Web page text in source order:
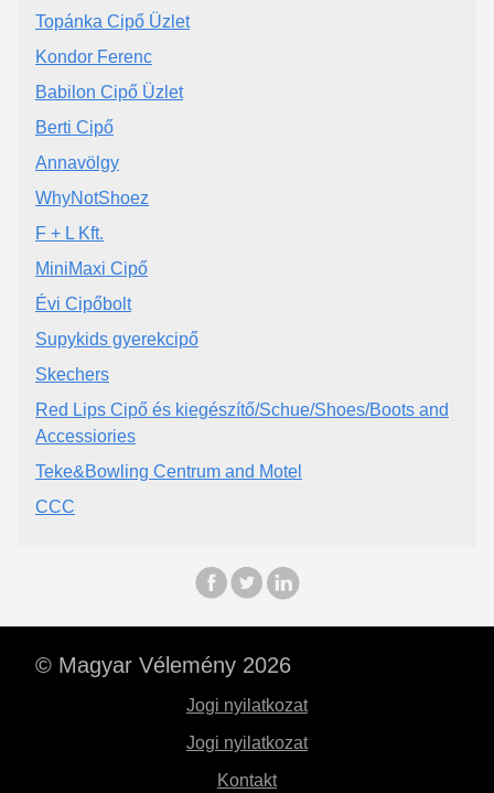
Topánka Cipő Üzlet
Kondor Ferenc
Babilon Cipő Üzlet
Berti Cipő
Annavölgy
WhyNotShoez
F + L Kft.
MiniMaxi Cipő
Évi Cipőbolt
Supykids gyerekcipő
Skechers
Red Lips Cipő és kiegészítő/Schue/Shoes/Boots and
Accessiories
Teke&Bowling Centrum and Motel
CCC
© Magyar Vélemény 2026
Jogi nyilatkozat
Jogi nyilatkozat
Kontakt